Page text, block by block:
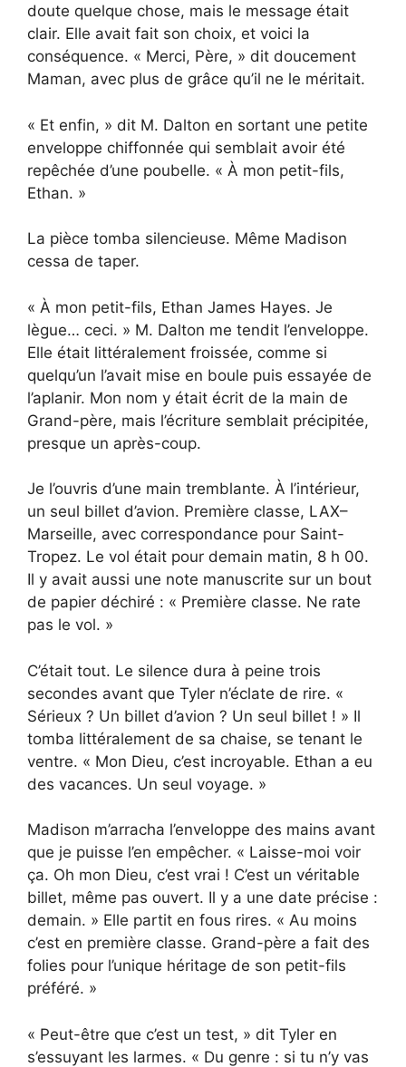
doute quelque chose, mais le message était
clair. Elle avait fait son choix, et voici la
conséquence. « Merci, Père, » dit doucement
Maman, avec plus de grâce qu’il ne le méritait.
« Et enfin, » dit M. Dalton en sortant une petite
enveloppe chiffonnée qui semblait avoir été
repêchée d’une poubelle. « À mon petit-fils,
Ethan. »
La pièce tomba silencieuse. Même Madison
cessa de taper.
« À mon petit-fils, Ethan James Hayes. Je
lègue… ceci. » M. Dalton me tendit l’enveloppe.
Elle était littéralement froissée, comme si
quelqu’un l’avait mise en boule puis essayée de
l’aplanir. Mon nom y était écrit de la main de
Grand-père, mais l’écriture semblait précipitée,
presque un après-coup.
Je l’ouvris d’une main tremblante. À l’intérieur,
un seul billet d’avion. Première classe, LAX–
Marseille, avec correspondance pour Saint-
Tropez. Le vol était pour demain matin, 8 h 00.
Il y avait aussi une note manuscrite sur un bout
de papier déchiré : « Première classe. Ne rate
pas le vol. »
C’était tout. Le silence dura à peine trois
secondes avant que Tyler n’éclate de rire. «
Sérieux ? Un billet d’avion ? Un seul billet ! » Il
tomba littéralement de sa chaise, se tenant le
ventre. « Mon Dieu, c’est incroyable. Ethan a eu
des vacances. Un seul voyage. »
Madison m’arracha l’enveloppe des mains avant
que je puisse l’en empêcher. « Laisse-moi voir
ça. Oh mon Dieu, c’est vrai ! C’est un véritable
billet, même pas ouvert. Il y a une date précise :
demain. » Elle partit en fous rires. « Au moins
c’est en première classe. Grand-père a fait des
folies pour l’unique héritage de son petit-fils
préféré. »
« Peut-être que c’est un test, » dit Tyler en
s’essuyant les larmes. « Du genre : si tu n’y vas